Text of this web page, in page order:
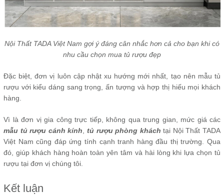
Nội Thất TADA Việt Nam gợi ý đáng cân nhắc hơn cả cho bạn khi có
nhu cầu chọn mua tủ rượu đẹp
Đặc biệt, đơn vị luôn cập nhật xu hướng mới nhất, tạo nên mẫu tủ
rượu với kiểu dáng sang trọng, ấn tượng và hợp thị hiếu mọi khách
hàng.
Vì là đơn vị gia công trực tiếp, không qua trung gian, mức giá các
mẫu tủ rượu cánh kính
tủ rượu phòng kháchtại Nội Thất TADA
Việt Nam cũng đáp ứng tính cạnh tranh hàng đầu thị trường. Qua
đó, giúp khách hàng hoàn toàn yên tâm và hài lòng khi lựa chọn tủ
rượu tại đơn vị chúng tôi.
Kết luận